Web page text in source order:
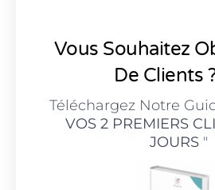
Vous Souhaitez
De Clients
Téléchargez Notre
VOS 2 PREMIERS
JOURS"